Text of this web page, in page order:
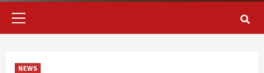
Primary
NEWS